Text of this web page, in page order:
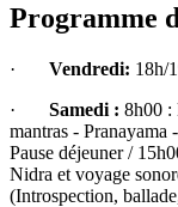
Programme
· Vendredi: 18h/
· Samedi : 8h00 :
mantras -
Pause déjeuner /
Nidra et voyage
(Introspection,